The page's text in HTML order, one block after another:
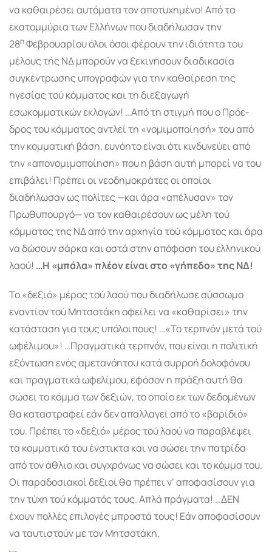
να καθαιρέσει αυτό­ματα τον αποτυχημένο! Από τα
εκατομμύρια των Ελλήνων που διαδήλωσαν την
28ηΦεβρουα­ρίου όλοι όσοι φέρουν την ιδιότητα του
μέλους τής ΝΔ μπορούν να ξεκι­νήσουν διαδικασία
συγκέντρω­σης υπογραφών για την καθαίρεση της
ηγεσίας τού κόμματος και τη διεξαγωγή
εσωκομματικών εκλο­γών! …Από τη στιγμή που ο Πρόε­
δρος του κόμματος αντλεί τη «νομι­μοποίησή» του από
την κομματική βάση, ευνόητο είναι ότι κινδυνεύει από
την «απονομιμοποίηση» που η βάση αυτή μπορεί να του
επιβάλει! Πρέπει οι νεοδημοκράτες οι οποίοι
διαδήλωσαν ως πολίτες —και άρα «απέλυσαν» τον
Πρωθυπουργό— να τον καθαιρέσουν ως μέλη τού
κόμματος της ΝΔ από την αρχηγία τού κόμματος και άρα
να δώσουν σάρκα και οστά στην απόφαση του ελληνικού
λαού! …Η «μπάλα» πλέον είναι στο «γήπεδο» της ΝΔ!
Το «δεξιό» μέρος τού λαού που διαδήλωσε σύσσωμο
εναντίον τού Μητσοτάκη οφείλει να «καθαρίσει» την
κατάσταση για τους υπόλοιπους! …«Το τερπνόν μετά τού
ωφέλιμου»! …Πραγματικά τερπνόν, που είναι η πολιτική
εξόντωση ενός αμετανόητου κατά συρροή δολοφόνου
και πραγματικά ωφελίμου, εφόσον η πράξη αυτή θα
σώσει το κόμμα των δεξιών, το οποίο εκ των δεδομένων
θα καταστραφεί εάν δεν απαλ­λαγεί από το «βαρίδιό»
του. Πρέπει το «δεξιό» μέρος τού λαού να παρα­βλέψει
τα κομμα­τικά του ένστικτα και να σώσει την πατρίδα
από τον άθλιο και συγχρόνως να σώσει και το κόμμα του.
Οι παραδοσιακοί δεξιοί θα πρέπει ν’ αποφασίσουν για
την τύχη τού κόμματός τους. Απλά πράγματα! …ΔΕΝ
έχουν πολλές επιλογές μπροστά τους! Εάν αποφασίσουν
να ταυτι­στούν με τον Μητσοτάκη,